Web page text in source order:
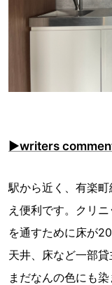
▶︎writers
駅から近く、有楽
え便利です。クリ
を通すために床が
天井、床など一部貸
まだなんの色にも